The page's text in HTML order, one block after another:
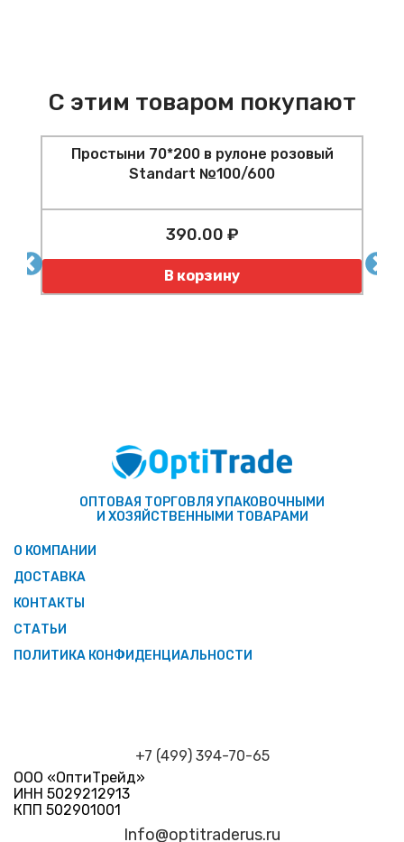
С этим товаром покупают
Простыни 70*200 в рулоне розовый
Standart №100/600
390.00 ₽
Количество
В корзину
ОПТОВАЯ ТОРГОВЛЯ УПАКОВОЧНЫМИ
И ХОЗЯЙСТВЕННЫМИ ТОВАРАМИ
О КОМПАНИИ
ДОСТАВКА
КОНТАКТЫ
СТАТЬИ
ПОЛИТИКА КОНФИДЕНЦИАЛЬНОСТИ
+7 (499) 394-70-65
ООО «ОптиТрейд»
ИНН 5029212913
КПП 502901001
Info@optitraderus.ru